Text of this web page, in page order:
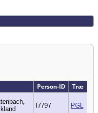
Person-ID Træ
I7797 PGL